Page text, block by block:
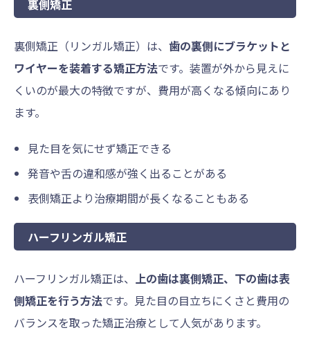
裏側矯正
裏側矯正（リンガル矯正）は、 歯の裏側にブラケットと
ワイヤーを装着する矯正方法です。装置が外から見えに
くいのが最大の特徴ですが、費用が高くなる傾向にあり
ます。
見た目を気にせず矯正できる
発音や舌の違和感が強く出ることがある
表側矯正より治療期間が長くなることもある
ハーフリンガル矯正
ハーフリンガル矯正は、 上の歯は裏側矯正、下の歯は表
側矯正を行う方法です。見た目の目立ちにくさと費用の
バランスを取った矯正治療として人気があります。